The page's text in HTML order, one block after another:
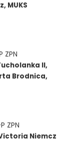
MUKS
ZPN
II,
Brodnica,
ZPN
Niemcz